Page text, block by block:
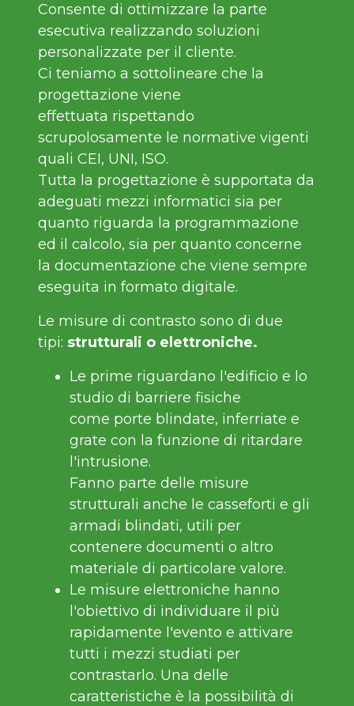
Consente di ottimizzare la parte
esecutiva realizzando soluzioni
personalizzate per il cliente.
Ci teniamo a sottolineare che la
progettazione viene
effettuata rispettando
scrupolosamente le normative vigenti
quali CEI, UNI, ISO.
Tutta la progettazione è supportata da
adeguati mezzi informatici sia per
quanto riguarda la programmazione
ed il calcolo, sia per quanto concerne
la documentazione che viene sempre
eseguita in formato digitale.
Le misure di contrasto sono di due
tipi: strutturali o elettroniche.
Le prime riguardano l'edificio e lo
studio di barriere fisiche
come porte blindate, inferriate e
grate con la funzione di ritardare
l'intrusione.
Fanno parte delle misure
strutturali anche le casseforti e gli
armadi blindati, utili per
contenere documenti o altro
materiale di particolare valore.
Le misure elettroniche hanno
l'obiettivo di individuare il più
rapidamente l'evento e attivare
tutti i mezzi studiati per
contrastarlo. Una delle
caratteristiche è la possibilità di